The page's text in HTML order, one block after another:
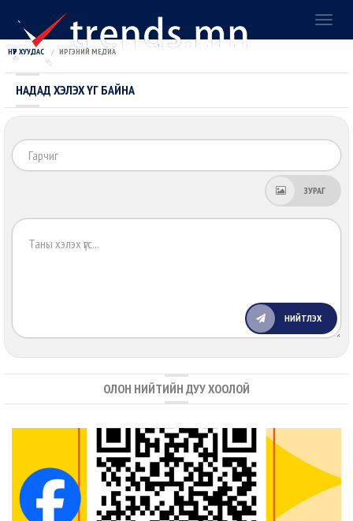
НҮҮР ХУУДАС ИРГЭНИЙ МЕДИА
НАДАД ХЭЛЭХ ҮГ БАЙНА
ЗУРАГ
НИЙТЛЭХ
ОЛОН НИЙТИЙН ДУУ ХООЛОЙ